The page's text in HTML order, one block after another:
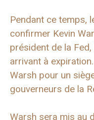
Pendant ce temps,
confirmer Kevin
président de la
arrivant à
Warsh pour un
gouverneurs de la
Warsh sera mis au